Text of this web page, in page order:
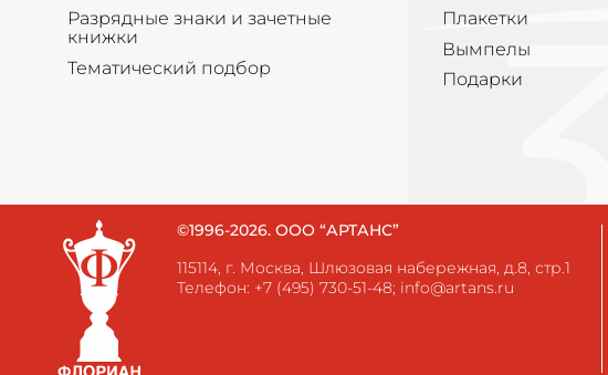
Разрядные знаки и зачетные
книжки
Тематический подбор
Плакетки
Вымпелы
Подарки
©1996-2026. ООО “АРТАНС”
115114, г. Москва, Шлюзовая набережная, д.8, стр.1
Телефон: +7 (495) 730-51-48; info@artans.ru